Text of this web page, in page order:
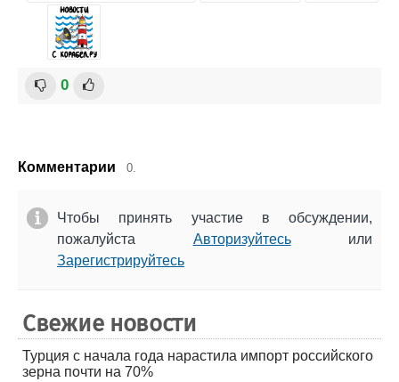
0
Комментарии 0.
Чтобы принять участие в обсуждении,
пожалуйста Авторизуйтесьили
Зарегистрируйтесь
Свежие новости
Турция с начала года нарастила импорт российского
зерна почти на 70%